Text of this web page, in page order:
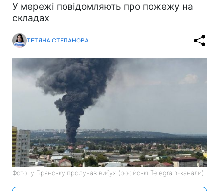
У мережі повідомляють про пожежу на
складах
ТЕТЯНА СТЕПАНОВА
Фото: у Брянську пролунав вибух (російські Telegram-канали)